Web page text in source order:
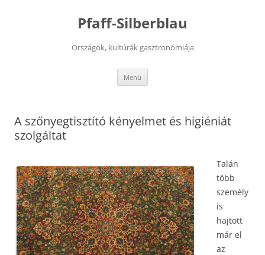
Pfaff-Silberblau
Országok, kultúrák gasztronómiája
Menü
A szőnyegtisztító kényelmet és higiéniát
szolgáltat
Talán
több
személy
is
hajtott
már el
az